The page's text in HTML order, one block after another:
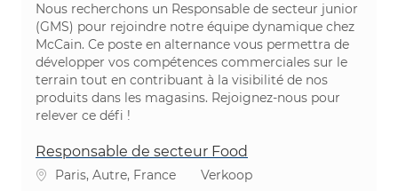
Nous recherchons un Responsable de secteur junior
(GMS) pour rejoindre notre équipe dynamique chez
McCain. Ce poste en alternance vous permettra de
développer vos compétences commerciales sur le
terrain tout en contribuant à la visibilité de nos
produits dans les magasins. Rejoignez-nous pour
relever ce défi !
Responsable de secteur Food
PlaatsParis, Autre, France Categorie
Verkoop